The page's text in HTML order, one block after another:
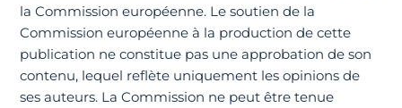
la Commission européenne. Le soutien de la
Commission européenne à la production de cette
publication ne constitue pas une approbation de son
contenu, lequel reflète uniquement les opinions de
ses auteurs. La Commission ne peut être tenue